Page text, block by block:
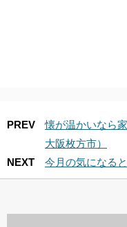
PREV
懐が温かいなら
大阪枚方市）
NEXT
今月の気になる